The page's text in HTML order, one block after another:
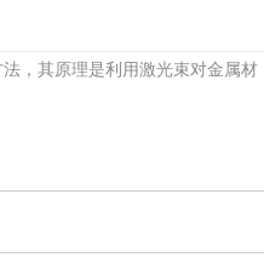
，其原理是利用激光束对金属材